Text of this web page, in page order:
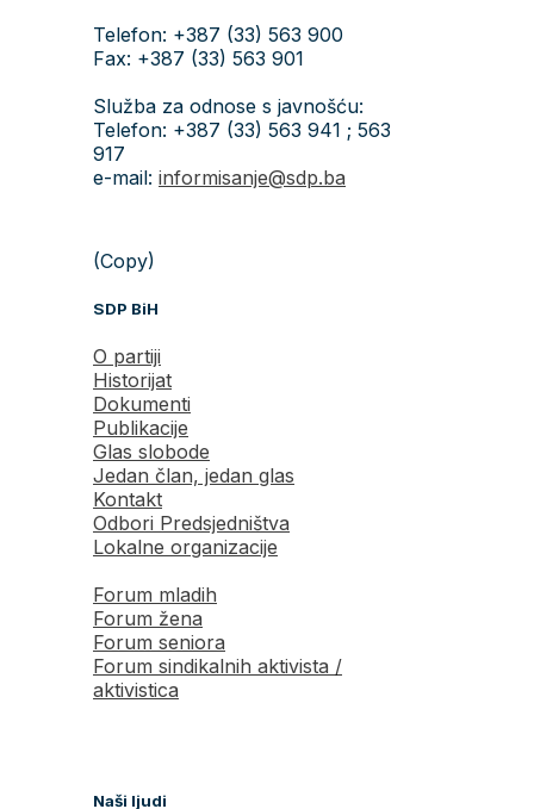
Telefon: +387 (33) 563 900
Fax: +387 (33) 563 901
Služba za odnose s javnošću:
Telefon: +387 (33) 563 941 ; 563
917
e-mail: informisanje@sdp.ba
(Copy)
SDP BiH
O partiji
Historijat
Dokumenti
Publikacije
Glas slobode
Jedan član, jedan glas
Kontakt
Odbori Predsjedništva
Lokalne organizacije
Forum mladih
Forum žena
Forum seniora
Forum sindikalnih aktivista /
aktivistica
Naši ljudi